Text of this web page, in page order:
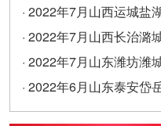
案
· 2022年7月山西运城盐
题及答案
· 2022年7月山西长治潞
题及答案
· 2022年7月山东潍坊潍
题及答案
· 2022年6月山东泰安岱
题及答案（精选）